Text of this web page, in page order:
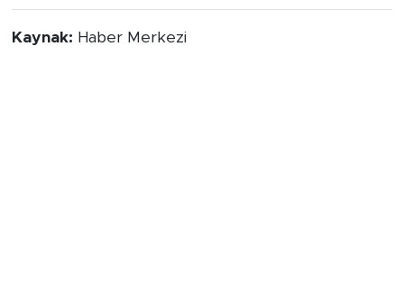
Kaynak: Haber Merkezi